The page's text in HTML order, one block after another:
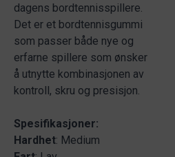
dagens bordtennisspillere.
Det er et bordtennisgummi
som passer både nye og
erfarne spillere som ønsker
å utnytte kombinasjonen av
kontroll, skru og presisjon.
Spesifikasjoner:
Hardhet: Medium